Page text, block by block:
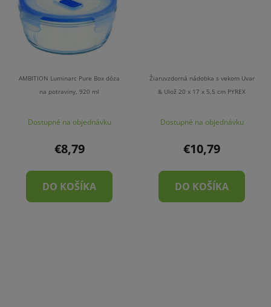
AMBITION Luminarc Pure Box dóza
na potraviny, 920 ml
Dostupné na objednávku
€8,79
DO KOŠÍKA
Žiaruvzdorná nádobka s vekom Uvar
& Ulož 20 x 17 x 5,5 cm PYREX
Dostupné na objednávku
€10,79
DO KOŠÍKA